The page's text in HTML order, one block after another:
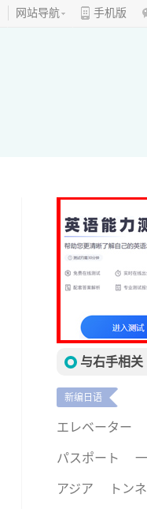
网站导航 手机版
与右手相关
新编日语
エレベーター
パスポート
アジア
トン